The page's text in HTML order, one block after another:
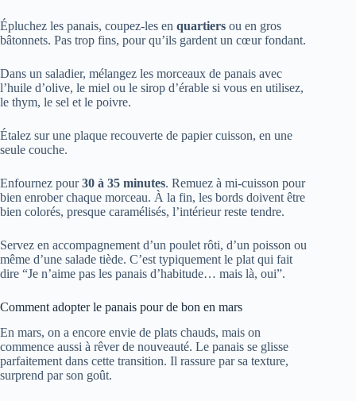
Épluchez les panais, coupez-les en quartiers ou en gros
bâtonnets. Pas trop fins, pour qu’ils gardent un cœur fondant.
Dans un saladier, mélangez les morceaux de panais avec
l’huile d’olive, le miel ou le sirop d’érable si vous en utilisez,
le thym, le sel et le poivre.
Étalez sur une plaque recouverte de papier cuisson, en une
seule couche.
Enfournez pour30 à 35 minutes. Remuez à mi-cuisson pour
bien enrober chaque morceau. À la fin, les bords doivent être
bien colorés, presque caramélisés, l’intérieur reste tendre.
Servez en accompagnement d’un poulet rôti, d’un poisson ou
même d’une salade tiède. C’est typiquement le plat qui fait
dire “Je n’aime pas les panais d’habitude… mais là, oui”.
Comment adopter le panais pour de bon en mars
En mars, on a encore envie de plats chauds, mais on
commence aussi à rêver de nouveauté. Le panais se glisse
parfaitement dans cette transition. Il rassure par sa texture,
surprend par son goût.